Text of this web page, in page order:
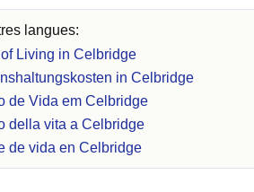
langues:
Living in Celbridge
in Celbridge
de Vida em Celbridge
della vita a Celbridge
de vida en Celbridge